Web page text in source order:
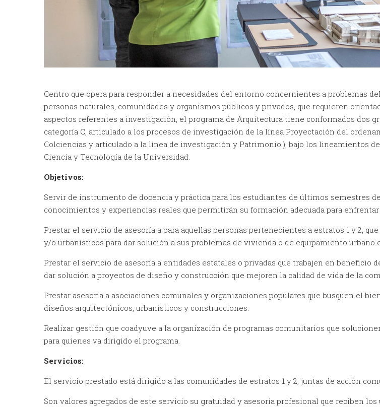
Centro que opera para responder a necesidades del entorno concernientes a problemas
personas naturales, comunidades y organismos públicos y privados, que requieren
aspectos referentes a investigación, el programa de Arquitectura tiene conformados dos
categoría C, articulado a los procesos de investigación de la línea Proyectación del
Colciencias y articulado a la línea de investigación y Patrimonio.), bajo los lineamientos
Ciencia y Tecnología de la Universidad.
Objetivos:
Servir de instrumento de docencia y práctica para los estudiantes de últimos semestres
conocimientos y experiencias reales que permitirán su formación adecuada para
Prestar el servicio de asesoría a para aquellas personas pertenecientes a estratos 1 y 2,
y/o urbanísticos para dar solución a sus problemas de vivienda o de equipamiento urbano
Prestar el servicio de asesoría a entidades estatales o privadas que trabajen en beneficio
dar solución a proyectos de diseño y construcción que mejoren la calidad de vida de la
Prestar asesoría a asociaciones comunales y organizaciones populares que busquen el
diseños arquitectónicos, urbanísticos y construcciones.
Realizar gestión que coadyuve a la organización de programas comunitarios que
para quienes va dirigido el programa.
Servicios:
El servicio prestado está dirigido a las comunidades de estratos 1 y 2, juntas de acción
Son valores agregados de este servicio su gratuidad y asesoría profesional que reciben los